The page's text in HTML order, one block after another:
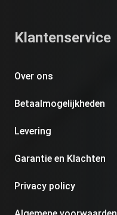
Klantenservice
Over ons
Betaalmogelijkheden
Levering
Garantie en Klachten
Privacy policy